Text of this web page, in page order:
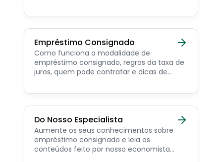
pensionista e beneficiários de programas
Empréstimo Consignado
Como funciona a modalidade de
empréstimo consignado, regras da taxa de
juros, quem pode contratar e dicas de
Do Nosso Especialista
Aumente os seus conhecimentos sobre
empréstimo consignado e leia os
conteúdos feito por nosso economista